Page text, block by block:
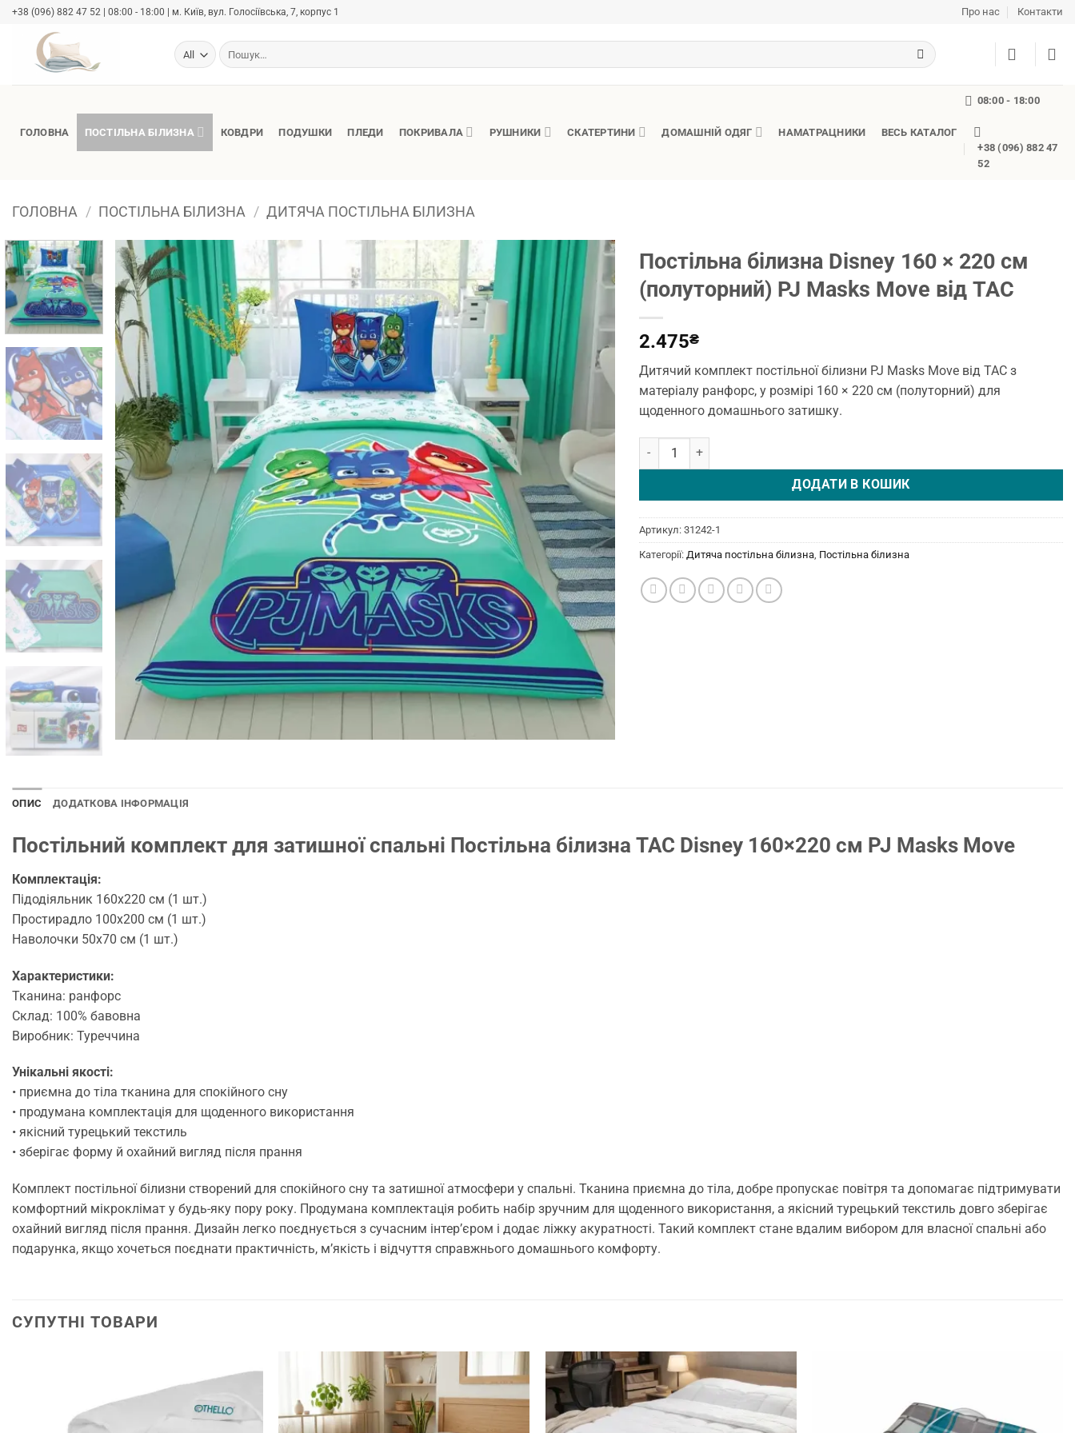
Skip
content
+38 (096) 882 47 52 | 08:00 - 18:00 | м. Київ, вул. Голосіївська, 7, корпус 1 Про нас Контакти
Шукати:
ГОЛОВНА ПОСТІЛЬНА БІЛИЗНА КОВДРИ ПОДУШКИ ПЛЕДИ ПОКРИВАЛА РУШНИКИ СКАТЕРТИНИ ДОМАШНІЙ ОДЯГ НАМАТРАЦНИКИ ВЕСЬ КАТАЛОГ
08:00 - 18:00
+38 (096) 882 47
52
ГОЛОВНА / ПОСТІЛЬНА БІЛИЗНА / ДИТЯЧА ПОСТІЛЬНА БІЛИЗНА
Постільна білизна Disney 160 × 220 см
(полуторний) PJ Masks Move від TAC
2.475₴
Дитячий комплект постільної білизни PJ Masks Move від TAC з
матеріалу ранфорс, у розмірі 160 × 220 см (полуторний) для
щоденного домашнього затишку.
Постільна білизна Disney 160 × 220 см (полуторний) PJ Masks Move від TAC
ДОДАТИ В КОШИК
Артикул: 31242-1
Категорії: Дитяча постільна білизна Постільна білизна
ОПИС ДОДАТКОВА ІНФОРМАЦІЯ
Постільний комплект для затишної спальні Постільна білизна TAC Disney 160×220 см PJ Masks Move
Комплектація:
Підодіяльник 160х220 см (1 шт.)
Простирадло 100х200 см (1 шт.)
Наволочки 50х70 см (1 шт.)
Характеристики:
Тканина: ранфорс
Склад: 100% бавовна
Виробник: Туреччина
Унікальні якості:
• приємна до тіла тканина для спокійного сну
• продумана комплектація для щоденного використання
• якісний турецький текстиль
• зберігає форму й охайний вигляд після прання
Комплект постільної білизни створений для спокійного сну та затишної атмосфери у спальні. Тканина приємна до тіла, добре пропускає повітря та допомагає підтримувати
комфортний мікроклімат у будь-яку пору року. Продумана комплектація робить набір зручним для щоденного використання, а якісний турецький текстиль довго зберігає
охайний вигляд після прання. Дизайн легко поєднується з сучасним інтер’єром і додає ліжку акуратності. Такий комплект стане вдалим вибором для власної спальні або
подарунка, якщо хочеться поєднати практичність, м’якість і відчуття справжнього домашнього комфорту.
СУПУТНІ ТОВАРИ